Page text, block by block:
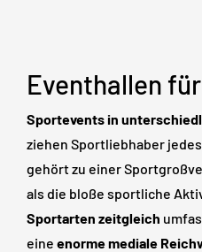
Eventhallen
Sportevents in
ziehen Sportliebhaber
gehört zu einer
als die bloße sportliche
Sportarten zeitgleich
eine enorme mediale